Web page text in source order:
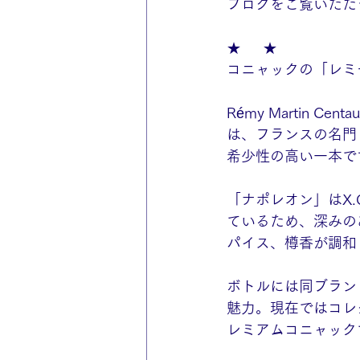
ブログをご覧いた
★ 	 ★
コニャックの「レ
Rémy Martin
は、フランスの名
希少性の高い一本で
「ナポレオン」は
ているため、深み
パイス、樽香が調
ボトルには同ブラ
魅力。現在ではコ
レミアムコニャッ